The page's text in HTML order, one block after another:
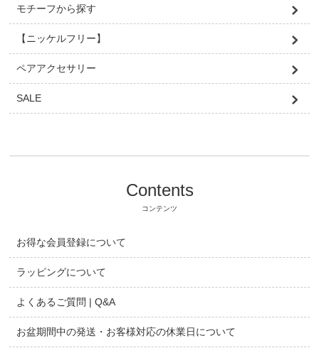
モチーフから探す
【ニッケルフリー】
ペアアクセサリー
SALE
Contents
コンテンツ
お得な会員登録について
ラッピングについて
よくあるご質問 | Q&A
お盆期間中の発送・お客様対応の休業日について